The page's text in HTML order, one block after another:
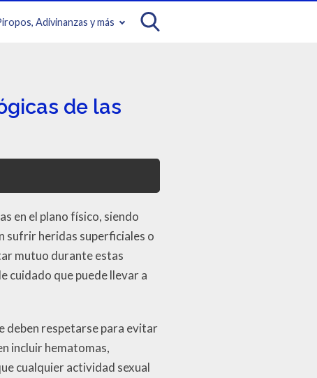
Adivinanzas y más
de las
en el plano físico, siendo
sufrir heridas superficiales o
mutuo durante estas
cuidado que puede llevar a
deben respetarse para evitar
incluir hematomas,
cualquier actividad sexual